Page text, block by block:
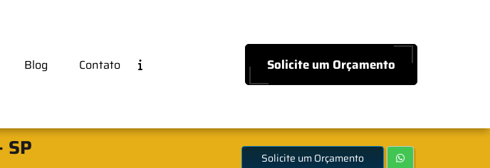
Blog Contato Solicite um Orçamento
Solicite um Orçamento